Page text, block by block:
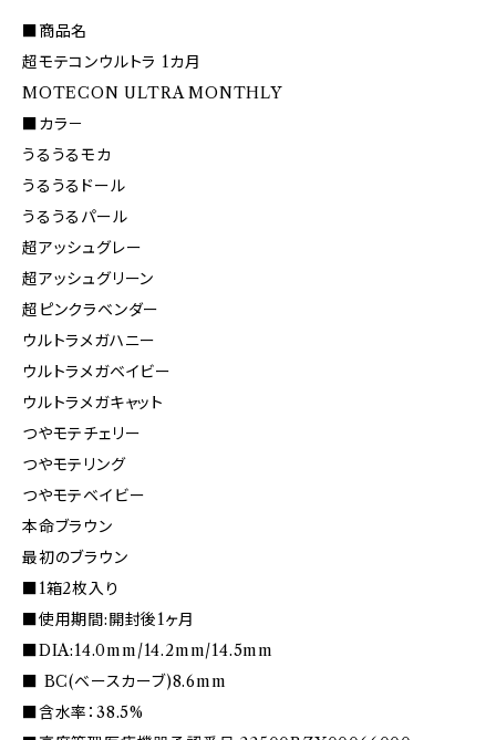
■商品名
超モテコンウルトラ 1カ月
MOTECON ULTRA MONTHLY
■カラ－
うるうるモカ
うるうるドール
うるうるパール
超アッシュグレー
超アッシュグリーン
超ピンクラベンダー
ウルトラメガハニー
ウルトラメガベイビー
ウルトラメガキャット
つやモテチェリー
つやモテリング
つやモテベイビー
本命ブラウン
最初のブラウン
■1箱2枚入り
■使用期間:開封後1ヶ月
■DIA:14.0mm/14.2mm/14.5mm
■ BC(ベースカーブ)8.6mm
■含水率：38.5%